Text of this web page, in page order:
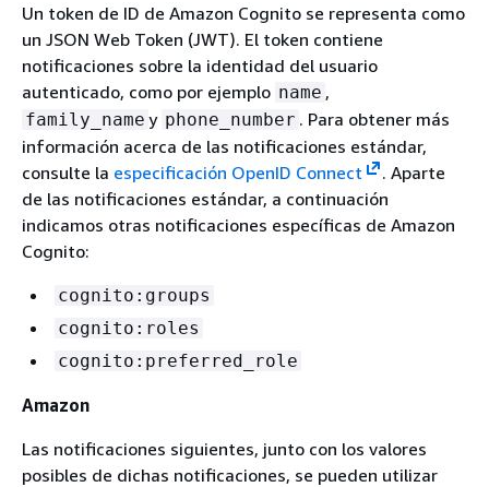
Un token de ID de Amazon Cognito se representa como
un JSON Web Token (JWT). El token contiene
notificaciones sobre la identidad del usuario
autenticado, como por ejemplo name ,
family_name y phone_number . Para obtener más
información acerca de las notificaciones estándar,
consulte la especificación OpenID Connect
. Aparte
de las notificaciones estándar, a continuación
indicamos otras notificaciones específicas de Amazon
Cognito:
cognito:groups
cognito:roles
cognito:preferred_role
Amazon
Las notificaciones siguientes, junto con los valores
posibles de dichas notificaciones, se pueden utilizar